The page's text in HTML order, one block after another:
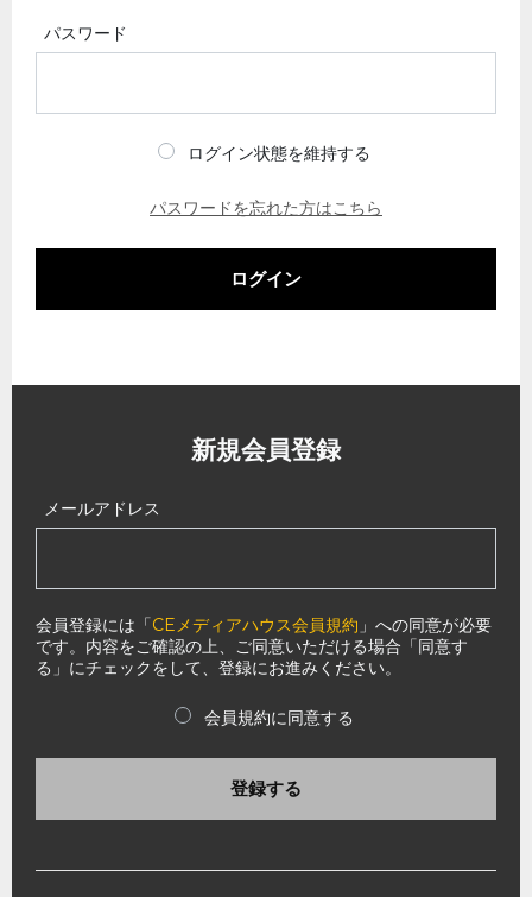
パスワード
ログイン状態を維持する
パスワードを忘れた方はこちら
ログイン
新規会員登録
メールアドレス
会員登録には「CEメディアハウス会員規約 」への同意が必要
です。内容をご確認の上、ご同意いただける場合「同意す
る」にチェックをして、登録にお進みください。
会員規約に同意する
登録する